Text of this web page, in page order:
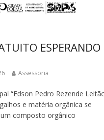
ESPERANDO
Assessoria
“Edson Pedro Rezende
e matéria orgânica se
composto orgânico